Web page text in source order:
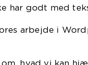
har godt med
arbejde i
hvad vi kan